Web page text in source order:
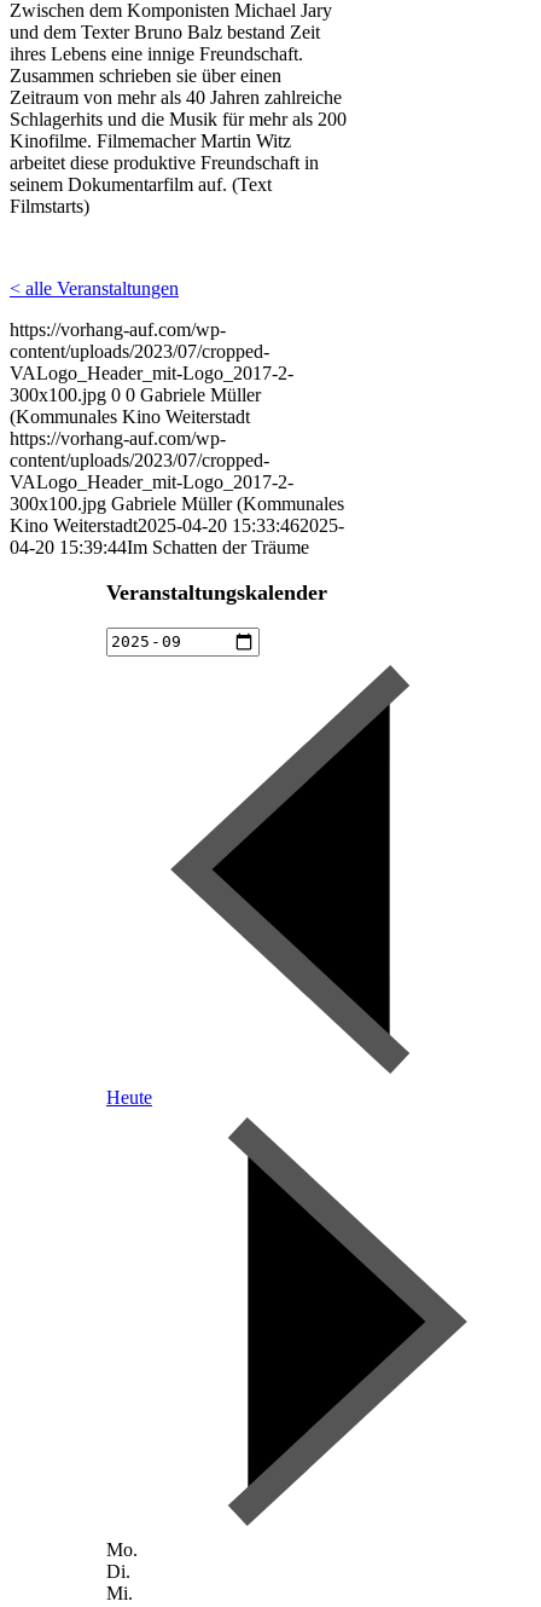
Zwischen dem Komponisten Michael Jary
und dem Texter Bruno Balz bestand Zeit
ihres Lebens eine innige Freundschaft.
Zusammen schrieben sie über einen
Zeitraum von mehr als 40 Jahren zahlreiche
Schlagerhits und die Musik für mehr als 200
Kinofilme. Filmemacher Martin Witz
arbeitet diese produktive Freundschaft in
seinem Dokumentarfilm auf. (Text
Filmstarts)
< alle Veranstaltungen
https://vorhang-auf.com/wp-
content/uploads/2023/07/cropped-
VALogo_Header_mit-Logo_2017-2-
300x100.jpg 0 0 Gabriele Müller
(Kommunales Kino Weiterstadt
https://vorhang-auf.com/wp-
content/uploads/2023/07/cropped-
VALogo_Header_mit-Logo_2017-2-
300x100.jpg Gabriele Müller (Kommunales
Kino Weiterstadt2025-04-20 15:33:462025-
04-20 15:39:44Im Schatten der Träume
Veranstaltungskalender
Heute
Mo.
Di.
Mi.